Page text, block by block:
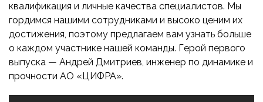
квалификация и личные качества специалистов. Мы
гордимся нашими сотрудниками и высоко ценим их
достижения, поэтому предлагаем вам узнать больше
о каждом участнике нашей команды. Герой первого
выпуска — Андрей Дмитриев, инженер по динамике и
прочности АО «ЦИФРА».